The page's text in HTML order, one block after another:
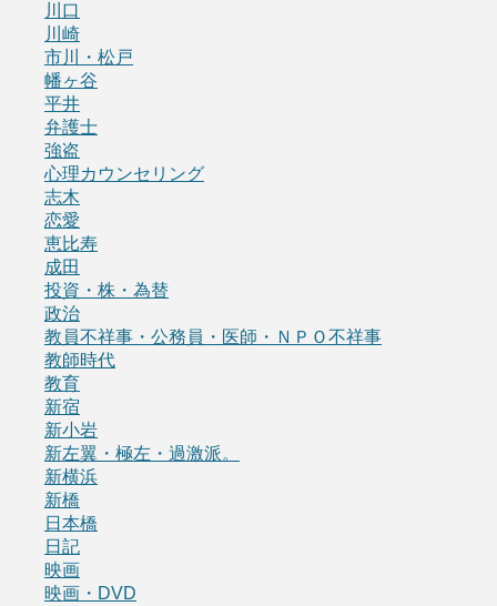
川口
川崎
市川・松戸
幡ヶ谷
平井
弁護士
強盗
心理カウンセリング
志木
恋愛
恵比寿
成田
投資・株・為替
政治
教員不祥事・公務員・医師・ＮＰＯ不祥事
教師時代
教育
新宿
新小岩
新左翼・極左・過激派。
新横浜
新橋
日本橋
日記
映画
映画・DVD